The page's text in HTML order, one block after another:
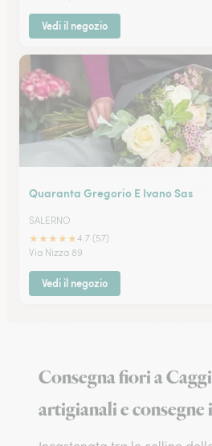
Vedi il negozio
Quaranta Gregorio E Ivano Sas
SALERNO
★★★★★4.7 (57)
Via Nizza 89
Vedi il negozio
Consegna fiori a
artigianali e